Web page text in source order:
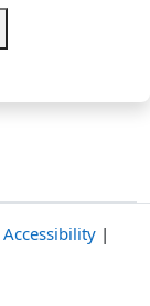
Accessibility |